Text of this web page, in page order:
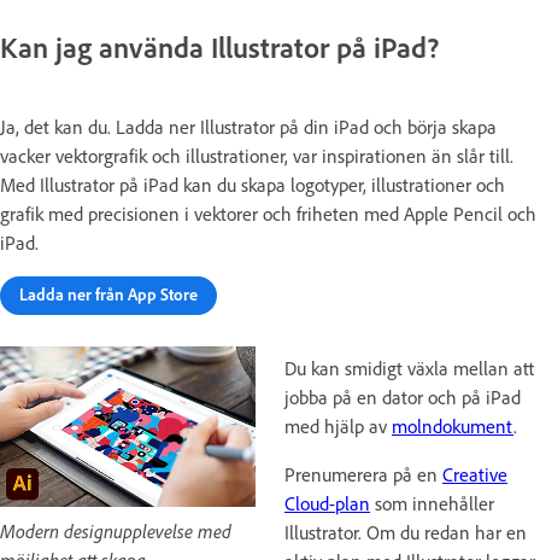
Kan jag använda Illustrator på iPad?
Ja, det kan du. Ladda ner Illustrator på din iPad och börja skapa
vacker vektorgrafik och illustrationer, var inspirationen än slår till.
Med Illustrator på iPad kan du skapa logotyper, illustrationer och
grafik med precisionen i vektorer och friheten med Apple Pencil och
iPad.
Ladda ner från App Store
Du kan smidigt växla mellan att
jobba på en dator och på iPad
med hjälp av molndokument.
Prenumerera på en Creative
Cloud-plan som innehåller
Illustrator. Om du redan har en
Modern designupplevelse med